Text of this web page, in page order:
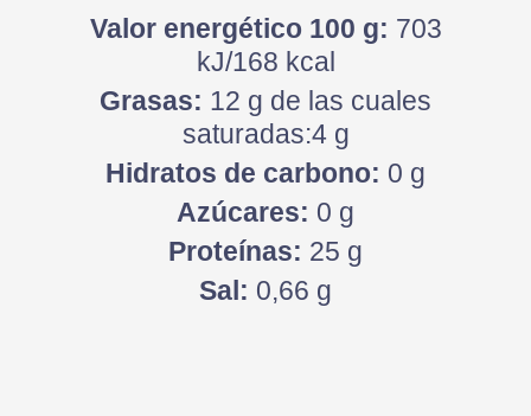
Valor energético 100 g: 703
kJ/168 kcal
Grasas: 12 g de las cuales
saturadas:4 g
Hidratos de carbono: 0 g
Azúcares: 0 g
Proteínas: 25 g
Sal: 0,66 g